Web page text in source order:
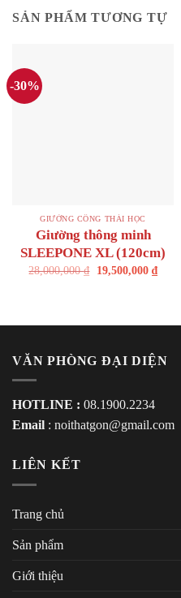
SẢN PHẨM TƯƠNG TỰ
-30%
GIƯỜNG CÔNG THÁI HỌC
Giường thông minh
SLEEPONE XL (120cm)
28,000,000₫ 19,500,000 ₫
VĂN PHÒNG ĐẠI DIỆN
HOTLINE : 08.1900.2234
Email : noithatgon@gmail.com
LIÊN KẾT
Trang chủ
Sản phẩm
Giới thiệu